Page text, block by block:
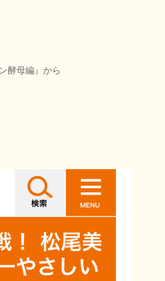
酵母編』から